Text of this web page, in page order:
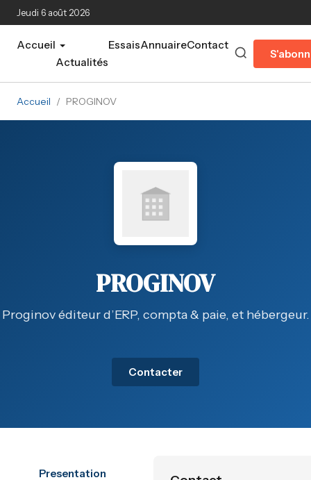
Aller au contenu principal
Jeudi 6 août 2026
Accueil
Actualités
EssaisAnnuaireContact
Accueil / PROGINOV
PROGINOV
Proginov éditeur d’ERP, compta & paie, et hébergeur.
Contacter
Presentation